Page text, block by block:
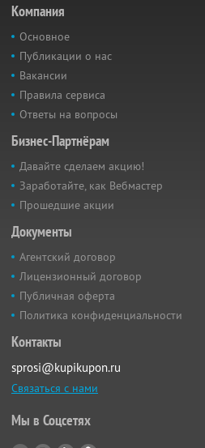
Компания
Основное
Публикации о нас
Вакансии
Правила сервиса
Ответы на вопросы
Бизнес-Партнёрам
Давайте сделаем акцию!
Заработайте, как Вебмастер
Прошедшие акции
Документы
Агентский договор
Лицензионный договор
Публичная оферта
Политика конфиденциальности
Контакты
sprosi@kupikupon.ru
Связаться с нами
Мы в Соцсетях